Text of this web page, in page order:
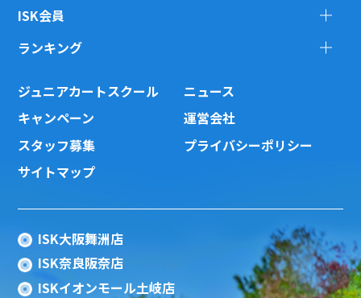
ISK会員
ランキング
ジュニアカートスクール
ニュース
キャンペーン
運営会社
スタッフ募集
プライバシーポリシー
サイトマップ
ISK大阪舞洲店
ISK奈良阪奈店
ISKイオンモール土岐店